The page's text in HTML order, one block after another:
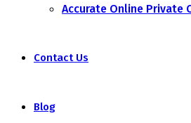
Accurate Online Private
Contact Us
Blog